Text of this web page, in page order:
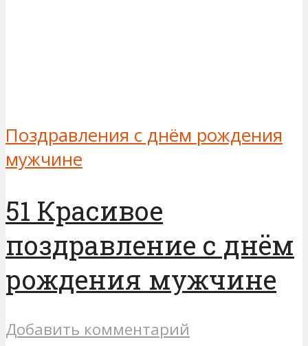
Поздравления с днём рождения
мужчине
51 Красивое
поздравление с днём
рождения мужчине
Добавить комментарий